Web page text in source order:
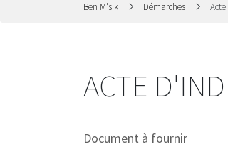
Ben M'sik Démarches
ACTE
Document à fournir